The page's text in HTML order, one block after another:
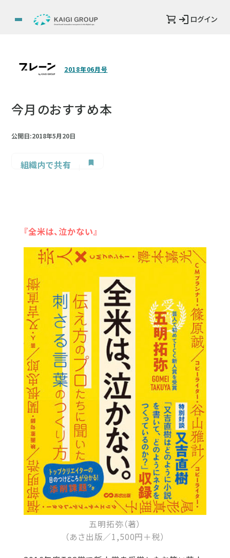
ログイン
2018年06月号
今月のおすすめ本
公開日:2018年5月20日
組織内で共有
『全米は、泣かない』
五明拓弥（著）
（あさ出版／1,500円＋税）